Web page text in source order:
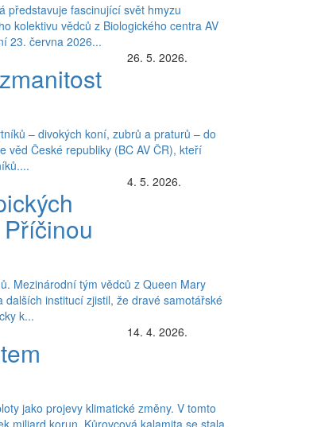
představuje fascinující svět hmyzu
kolektivu vědců z Biologického centra AV
23. června 2026...
26. 5. 2026.
– divokých koní, zubrů a praturů – do
věd České republiky (BC AV ČR), kteří
4. 5. 2026.
Mezinárodní tým vědců z Queen Mary
dalších institucí zjistil, že dravé samotářské
k...
14. 4. 2026.
jako projevy klimatické změny. V tomto
miliard korun. Kůrovcová kalamita se stala